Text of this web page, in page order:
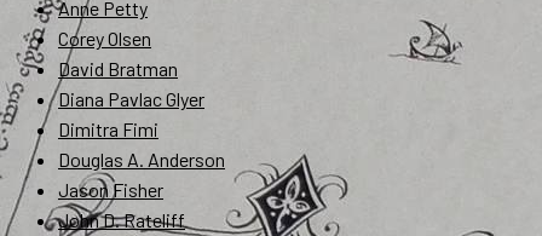
Anne Petty
Corey Olsen
David Bratman
Diana Pavlac Glyer
Dimitra Fimi
Douglas A. Anderson
Jason Fisher
John D. Rateliff